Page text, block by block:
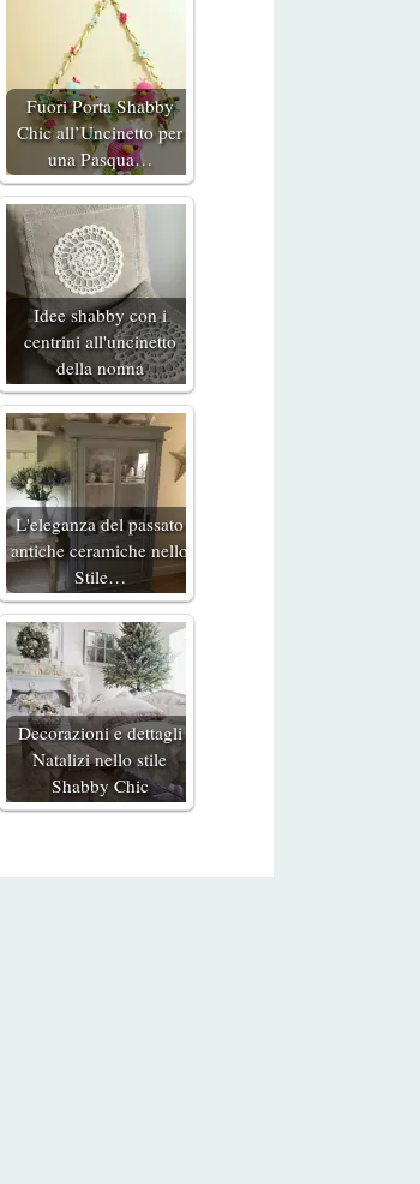
Fuori Porta Shabby
Chic all’Uncinetto per
una Pasqua…
Idee shabby con i
centrini all'uncinetto
della nonna
L'eleganza del passato
antiche ceramiche nello
Stile…
Decorazioni e dettagli
Natalizi nello stile
Shabby Chic